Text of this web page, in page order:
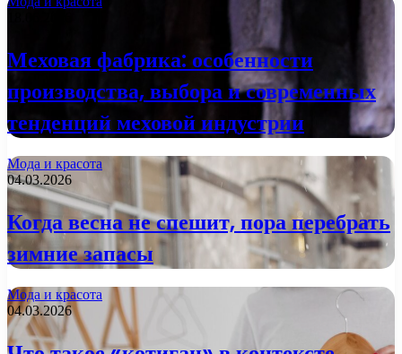
Меховая фабрика: особенности
производства, выбора и современных
тенденций меховой индустрии
Мода и красота
04.03.2026
Когда весна не спешит, пора перебрать
зимние запасы
Мода и красота
04.03.2026